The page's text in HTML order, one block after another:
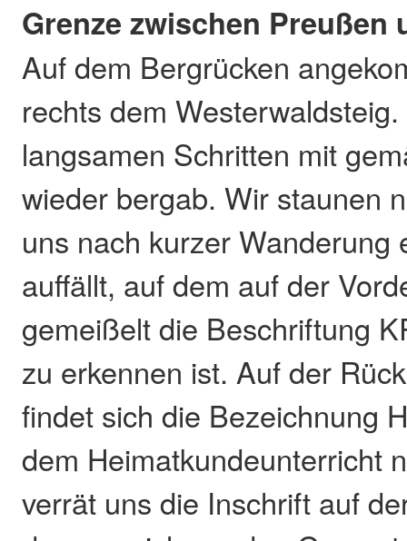
Grenze zwischen Preußen
Auf dem Bergrücken
rechts dem
langsamen Schritten mit
wieder bergab. Wir staunen
uns nach kurzer Wanderung
auffällt, auf dem auf der
gemeißelt die Beschriftung
zu erkennen ist. Auf der
findet sich die Bezeichnung
dem Heimatkundeunterricht
verrät uns die Inschrift auf